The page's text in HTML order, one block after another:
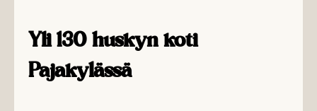
Yli 130 huskyn koti
Pajakylässä